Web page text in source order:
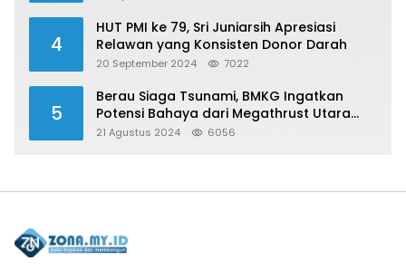
4
HUT PMI ke 79, Sri Juniarsih Apresiasi
Relawan yang Konsisten Donor Darah
20 September 2024 7022
5
Berau Siaga Tsunami, BMKG Ingatkan
Potensi Bahaya dari Megathrust Utara
Sulawesi
21 Agustus 2024 6056